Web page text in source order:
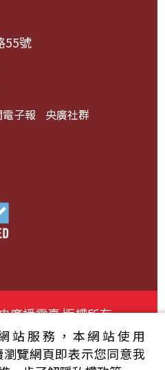
55號
子報 央廣社群
廣播電臺 版權所有
務條款 隱私權條款
站服務，本網站使用
覽網頁即表示您同意我